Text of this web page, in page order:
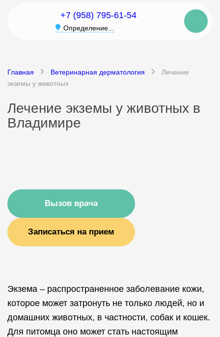
+7 (958) 795-61-54
Определение...
Главная Ветеринарная дерматология
Лечение
экземы у животных
Лечение экземы у животных в
Владимире
Вызов врача
Записаться на прием
Экзема – распространенное заболевание кожи,
которое может затронуть не только людей, но и
домашних животных, в частности, собак и кошек.
Для питомца оно может стать настоящим